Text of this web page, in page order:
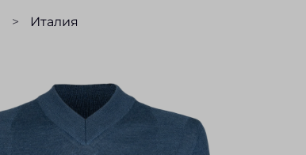
Италия